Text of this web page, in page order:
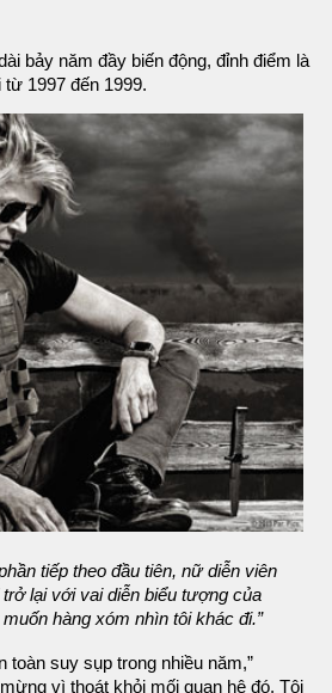
bảy năm đầy biến động, đỉnh điểm là
1997 đến 1999.
tiếp theo đầu tiên, nữ diễn viên
trở lại với vai diễn biểu tượng của
hàng xóm nhìn tôi khác đi.”
toàn suy sụp trong nhiều năm,”
vì thoát khỏi mối quan hệ đó. Tôi